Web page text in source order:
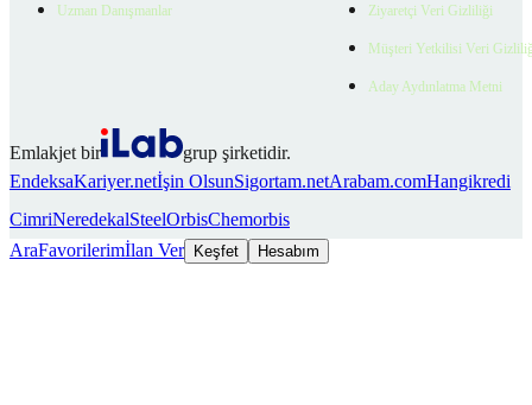
Uzman Danışmanlar Ziyaretçi Veri Gizliliği
Müşteri Yetkilisi Veri
Aday Aydınlatma Metni
Emlakjet bir
grup şirketidir.
EndeksaKariyer.netİşin OlsunSigortam.netArabam.comHangikredi
CimriNeredekalSteelOrbisChemorbis
AraFavorilerimİlan Ver Keşfet Hesabım